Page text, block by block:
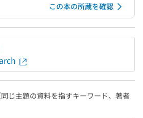
この本の所蔵を確認
じ主題の資料を指すキーワード、著者